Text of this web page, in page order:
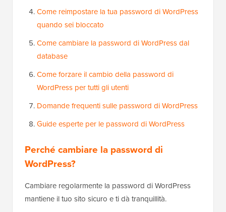
Come reimpostare la tua password di WordPress
quando sei bloccato
Come cambiare la password di WordPress dal
database
Come forzare il cambio della password di
WordPress per tutti gli utenti
Domande frequenti sulle password di WordPress
Guide esperte per le password di WordPress
Perché cambiare la password di
WordPress?
Cambiare regolarmente la password di WordPress
mantiene il tuo sito sicuro e ti dà tranquillità.